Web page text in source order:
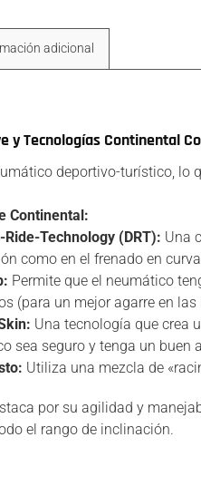
adicional
y Tecnologías Continental
deportivo-turístico, lo
Continental:
Ride-Technology (DRT): Una
como en el frenado en
Permite que el neumático
(para un mejor agarre en
Una tecnología que crea
sea seguro y tenga un buen
Utiliza una mezcla de
por su agilidad y
el rango de inclinación.